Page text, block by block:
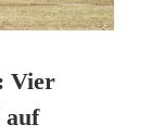
Vier
auf